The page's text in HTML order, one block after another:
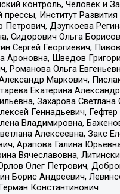
контроль, Человек и
прессы, Институт
Петрович, Дзугкоева
Сидорович Ольга
Сергей Георгиевич,
Ароновна, Шведов
Романова Ольга
Маркович,
Екатерина
Захарова
Геннадьевич,
Владимировна,
Алексеевна, Закс
Арапова Галина
Вячеславовна,
Олег Петрович,
Борис Андреевич,
Константинович